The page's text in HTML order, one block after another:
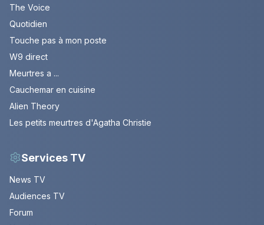
The Voice
Quotidien
Touche pas à mon poste
W9 direct
Meurtres a ...
Cauchemar en cuisine
Alien Theory
Les petits meurtres d'Agatha Christie
Services TV
News TV
Audiences TV
Forum